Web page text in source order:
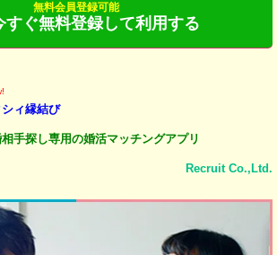
無料会員登録可能
すぐ無料登録して利用する
ィ縁結び
手探し専用の婚活マッチングアプリ
Recruit Co.,Ltd.